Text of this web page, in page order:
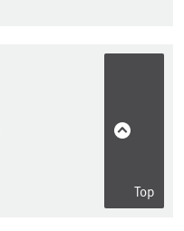
Top